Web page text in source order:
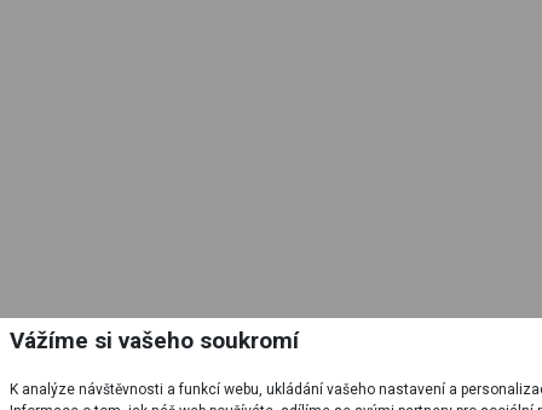
Vážíme si vašeho soukromí
K analýze návštěvnosti a funkcí webu, ukládání vašeho nastavení a